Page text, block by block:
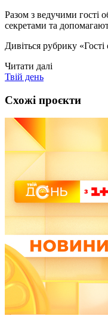
Разом з ведучими гості
секретами та
Дивіться рубрику
Читати далі
Твій день
Схожі проєкти